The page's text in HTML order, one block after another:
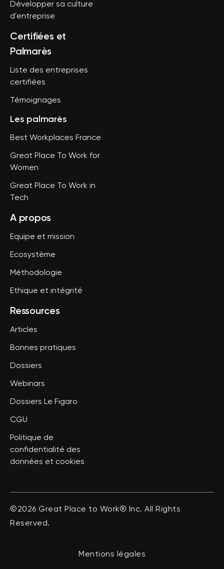
Développer sa culture
d'entreprise
Certifiées et
Palmarès
Liste des entreprises
certifiées
Témoignages
Les palmarès
Best Workplaces France
Great Place To Work for
Women
Great Place To Work in
Tech
A propos
Equipe et mission
Ecosystème
Méthodologie
Ethique et intégrité
Ressources
Articles
Bonnes pratiques
Dossiers
Webinars
Dossiers Le Figaro
CGU
Politique de
confidentialité des
données et cookies
©2026 Great Place to Work® Inc. All Rights
Reserved.
Mentions légales